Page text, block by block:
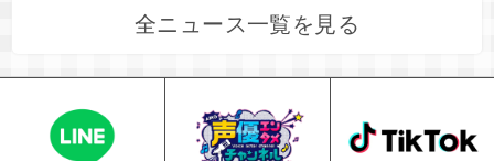
全ニュース一覧を見る